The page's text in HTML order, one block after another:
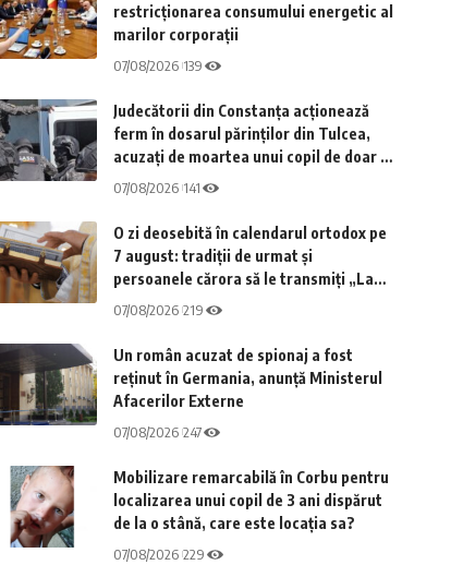
restricționarea consumului energetic al
marilor corporații
07/08/2026 139
Judecătorii din Constanța acționează
ferm în dosarul părinților din Tulcea,
acuzați de moartea unui copil de doar 3
ani. Află detalii despre decizia recentă a
07/08/2026 141
O zi deosebită în calendarul ortodox pe
7 august: tradiții de urmat și
persoanele cărora să le transmiți „La
mulți ani”
07/08/2026 219
Un român acuzat de spionaj a fost
reținut în Germania, anunță Ministerul
Afacerilor Externe
07/08/2026 247
Mobilizare remarcabilă în Corbu pentru
localizarea unui copil de 3 ani dispărut
de la o stână, care este locația sa?
07/08/2026 229